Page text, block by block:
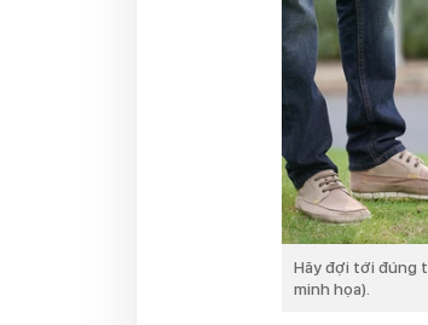
Hãy đợi tới đúng
minh họa).